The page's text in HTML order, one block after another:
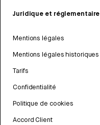
Juridique et réglementaire
Mentions légales
Mentions légales historiques
Tarifs
Confidentialité
Politique de cookies
Accord Client